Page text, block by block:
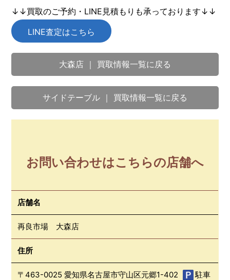
↓↓買取のご予約・LINE見積もりも承っております↓↓
LINE査定はこちら
大森店 ｜ 買取情報一覧に戻る
サイドテーブル ｜ 買取情報一覧に戻る
お問い合わせはこちらの店舗へ
店舗名
再良市場 大森店
住所
〒463-0025 愛知県名古屋市守山区元郷1-402
駐車